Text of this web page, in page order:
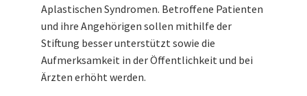
Aplastischen Syndromen. Betroffene Patienten
und ihre Angehörigen sollen mithilfe der
Stiftung besser unterstützt sowie die
Aufmerksamkeit in der Öffentlichkeit und bei
Ärzten erhöht werden.